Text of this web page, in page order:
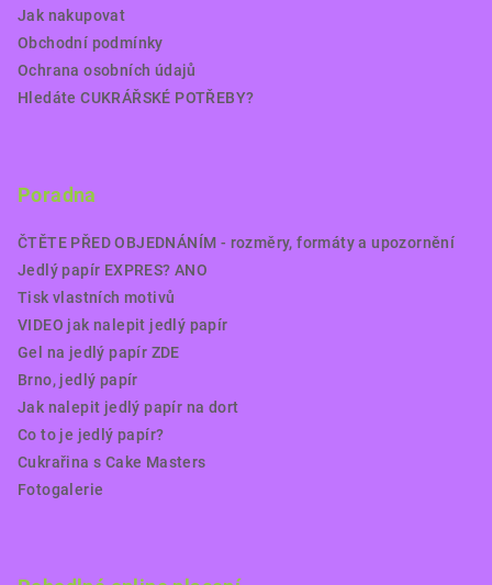
Jak nakupovat
Obchodní podmínky
Ochrana osobních údajů
Hledáte CUKRÁŘSKÉ POTŘEBY?
Poradna
ČTĚTE PŘED OBJEDNÁNÍM - rozměry, formáty a upozornění
Jedlý papír EXPRES? ANO
Tisk vlastních motivů
VIDEO jak nalepit jedlý papír
Gel na jedlý papír ZDE
Brno, jedlý papír
Jak nalepit jedlý papír na dort
Co to je jedlý papír?
Cukrařina s Cake Masters
Fotogalerie